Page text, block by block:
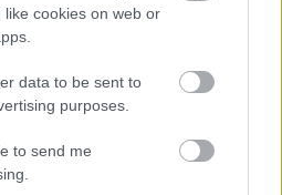
cookies on web or
data to be sent to
purposes.
to send me